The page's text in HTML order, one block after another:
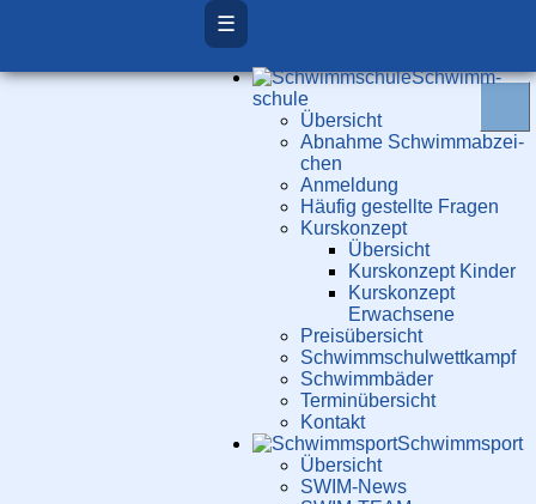
☰
Schwimm­
schule
Übersicht
Ab­nah­me Schwimm­ab­zei­
chen
Anmeldung
Häufig gestellte Fragen
Kurs­konzept
Übersicht
Kurskonzept Kinder
Kurskonzept
Erwachsene
Preis­über­sicht
Schwimm­schul­wett­kampf
Schwimm­bäder
Terminübersicht
Kontakt
Schwimm­sport
Übersicht
SWIM-News